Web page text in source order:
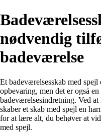
nødvendig
badeværelse
Et badeværelsesskab med
opbevaring, men det er også
badeværelsesindretning. Ved
skaber et skab med spejl en
for at lære alt, du behøver at
med spejl.